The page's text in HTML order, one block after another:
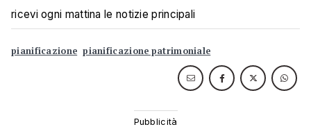
ricevi ogni mattina le notizie principali
pianificazione pianificazione patrimoniale